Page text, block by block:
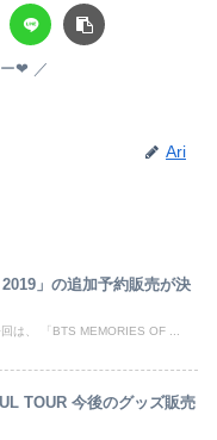
❤︎
Ari
」の追加予約販売が決
は、 「BTS MEMORIES OF ...
TOUR 今後のグッズ販売